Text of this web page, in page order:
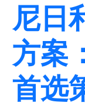
尼日
方案
首选